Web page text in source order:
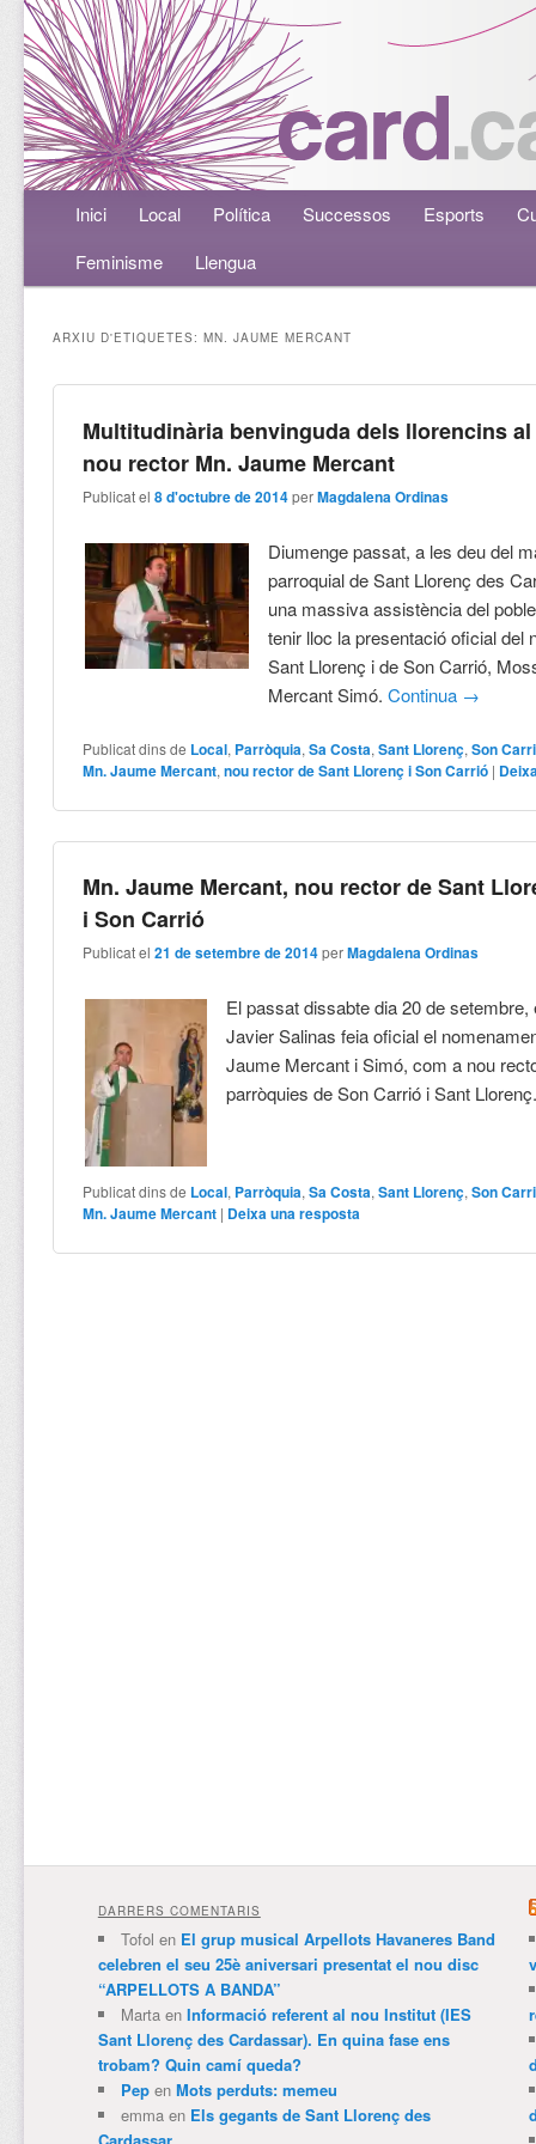
Menú principalAneu al contingut principal
Aneu al contingut secundari
Inici Local Política Successos Esports
Feminisme
Llengua
ARXIU D'ETIQUETES:MN. JAUME MERCANT
Multitudinària benvinguda dels llorencins al
nou rector Mn. Jaume Mercant
Publicat el8 d'octubre de 2014 perMagdalena Ordinas
Diumenge passat, a les deu del
parroquial de Sant Llorenç des
una massiva assistència del
tenir lloc la presentació oficial del
Sant Llorenç i de Son Carrió,
Mercant Simó.Continua →
Publicat dins de Local, Parròquia,Sa Costa,Sant Llorenç,Son
Mn. Jaume Mercant,nou rector de Sant Llorenç i Son Carrió |
Mn. Jaume Mercant, nou rector de Sant
i Son Carrió
Publicat el21 de setembre de 2014 perMagdalena Ordinas
El passat dissabte dia 20 de
Javier Salinas feia oficial el
Jaume Mercant i Simó, com a nou
parròquies de Son Carrió i Sant
Publicat dins de Local, Parròquia,Sa Costa,Sant Llorenç,Son
Mn. Jaume Mercant | Deixa una resposta
DARRERS COMENTARIS
Tofol en El grup musical Arpellots Havaneres Band
celebren el seu 25è aniversari presentat el nou disc
“ARPELLOTS A BANDA”
Martaen Informació referent al nou Institut (IES
Sant Llorenç des Cardassar). En quina fase ens
trobam? Quin camí queda?
Pepen Mots perduts: memeu
emmaen Els gegants de Sant Llorenç des